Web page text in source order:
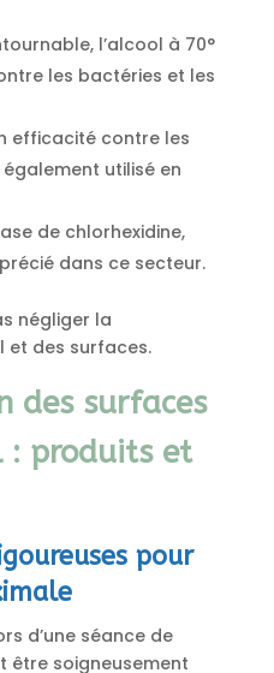
l’alcool à 70°
les bactéries et les
efficacité contre les
utilisé en
de chlorhexidine,
dans ce secteur.
négliger la
et des surfaces.
des surfaces
produits et
pour
d’une séance de
être soigneusement